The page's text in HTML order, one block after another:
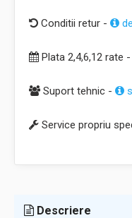
Conditii retur -
Plata 2,4,6,12 rate -
Suport tehnic -
Service propriu
Descriere